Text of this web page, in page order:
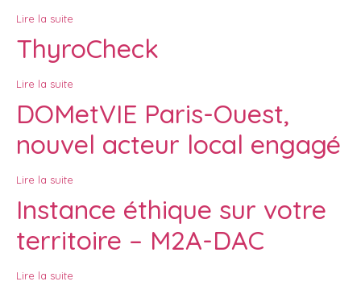
Lire la suite
ThyroCheck
Lire la suite
DOMetVIE Paris-Ouest,
nouvel acteur local engagé
Lire la suite
Instance éthique sur votre
territoire – M2A-DAC
Lire la suite